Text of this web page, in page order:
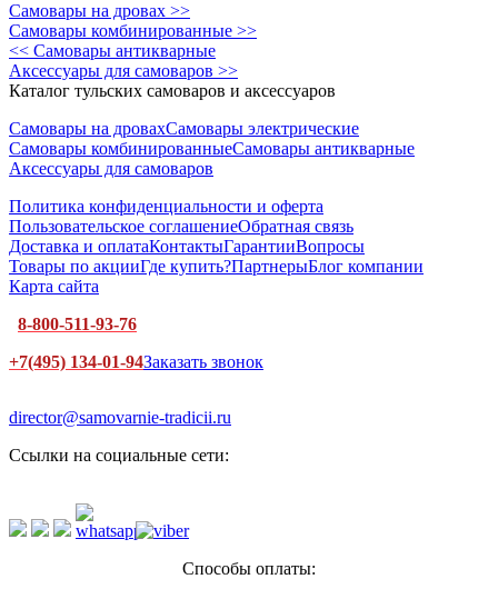
Самовары на дровах >>
Самовары комбинированные >>
<< Самовары антикварные
Аксессуары для самоваров >>
Каталог тульских самоваров и аксессуаров
Самовары на дровахСамовары электрические
Самовары комбинированныеСамовары антикварные
Аксессуары для самоваров
Политика конфиденциальности и оферта
Пользовательское соглашениеОбратная связь
Доставка и оплатаКонтактыГарантииВопросы
Товары по акцииГде купить?ПартнерыБлог компании
Карта сайта
8-800-511-93-76
+7(495) 134-01-94Заказать звонок
director@samovarnie-tradicii.ru
Ссылки на социальные сети:
Способы оплаты: